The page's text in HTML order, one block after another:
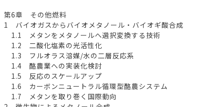
第6章 その他燃料
1 バイオガスからバイオメタノール・バイオギ酸合成
1.1 メタンをメタノールへ選択変換する技術
1.2 二酸化塩素の光活性化
1.3 フルオラス溶媒/水の二層反応系
1.4 酪農業への実装化検討
1.5 反応のスケールアップ
1.6 カーボンニュートラル循環型酪農システム
1.7 メタンを取り巻く国際動向